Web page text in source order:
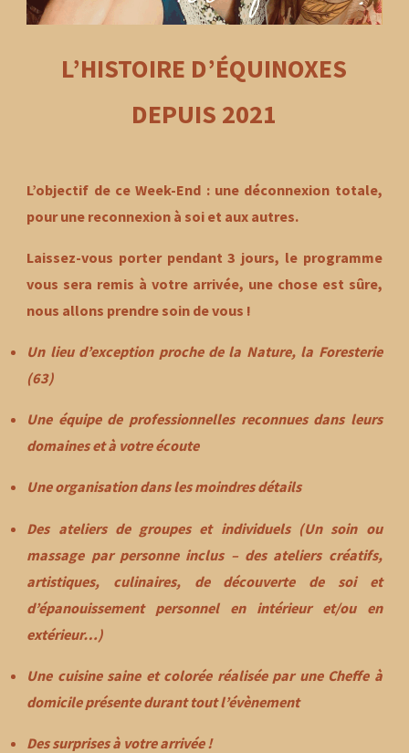
L’HISTOIRE D’ÉQUINOXES
DEPUIS 2021
L’objectif de ce Week-End : une déconnexion totale,
pour une reconnexion à soi et aux autres.
Laissez-vous porter pendant 3 jours, le programme
vous sera remis à votre arrivée, une chose est sûre,
nous allons prendre soin de vous !
Un lieu d’exception proche de la Nature, la Foresterie
(63)
Une équipe de professionnellesreconnues dans leurs
domaines et à votreécoute
Une organisation dans les moindresdétails
Des ateliersde groupes et individuels (Un soin ou
massage par personne inclus – des ateliers créatifs,
artistiques, culinaires, de découverte de soi et
d’épanouissement personnel en intérieur et/ou en
extérieur…)
Unecuisine saine et coloréeréalisée par une Cheffe à
domicileprésente durant tout l’évènement
Dessurprisesà votre arrivée !